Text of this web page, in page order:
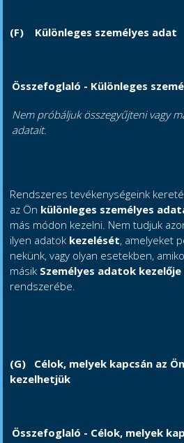
(F) Különleges személyes adat
Összefoglaló - Különleges
Nem próbáljuk összegyűjteni vagy
adatait.
Rendszeres tevékenységeink
az Ön különleges személyes
más módon kezelni. Nem tudjuk
ilyen adatok kezelését, amelyeket
nekünk, vagy olyan esetekben,
másik Személyes adatok kezelője
rendszerébe.
(G)
Célok, melyek kapcsán az
kezelhetjük
Összefoglaló - Célok, melyek